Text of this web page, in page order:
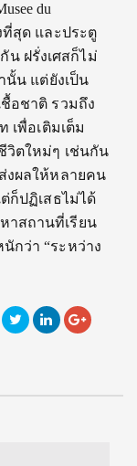
du
สุด และประตู
น ฝรั่งเศสก็ไม่
นั้น แต่ยังเป็น
อชาติ รวมถึง
เพื่อเติมเต็ม
ตใหม่ๆ เช่นกัน
งผลให้หลายคน
ก็ปฏิเสธไม่ได้
าสถานที่เรียน
กว่า “ระหว่าง